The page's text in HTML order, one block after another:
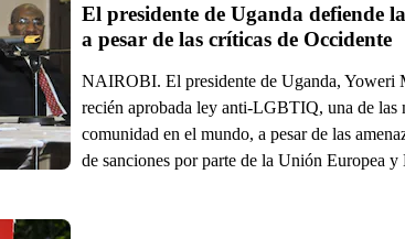
El presidente de Uganda defiende
a pesar de las críticas de Occidente
NAIROBI. El presidente de Uganda, Yoweri
recién aprobada ley anti-LGBTIQ, una de las
comunidad en el mundo, a pesar de las
de sanciones por parte de la Unión Europea y